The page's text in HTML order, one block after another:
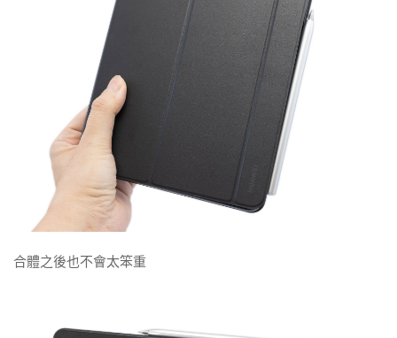
合體之後也不會太笨重